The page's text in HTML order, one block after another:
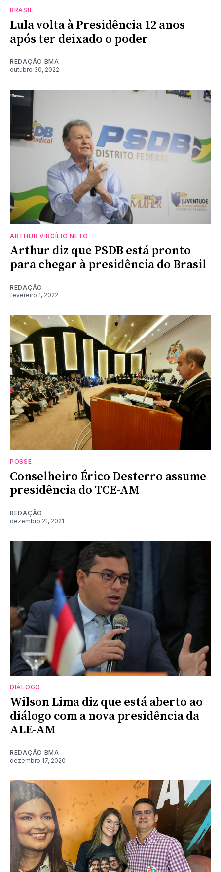
BRASIL
Lula volta à Presidência 12 anos
após ter deixado o poder
REDAÇÃO BMA
outubro 30, 2022
ARTHUR VIRGÍLIO NETO
Arthur diz que PSDB está pronto
para chegar à presidência do Brasil
REDAÇÃO
fevereiro 1, 2022
POSSE
Conselheiro Érico Desterro assume
presidência do TCE-AM
REDAÇÃO
dezembro 21, 2021
DIÁLOGO
Wilson Lima diz que está aberto ao
diálogo com a nova presidência da
ALE-AM
REDAÇÃO BMA
dezembro 17, 2020